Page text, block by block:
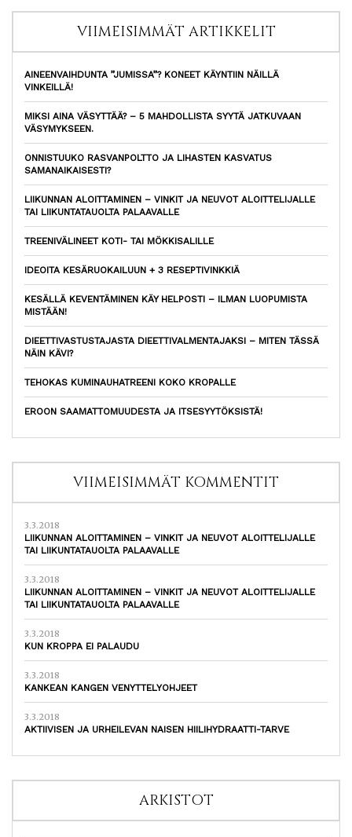
VIIMEISIMMÄT ARTIKKELIT
AINEENVAIHDUNTA ”JUMISSA”? KONEET KÄYNTIIN NÄILLÄ
VINKEILLÄ!
MIKSI AINA VÄSYTTÄÄ? – 5 MAHDOLLISTA SYYTÄ JATKUVAAN
VÄSYMYKSEEN.
ONNISTUUKO RASVANPOLTTO JA LIHASTEN KASVATUS
SAMANAIKAISESTI?
LIIKUNNAN ALOITTAMINEN – VINKIT JA NEUVOT ALOITTELIJALLE
TAI LIIKUNTATAUOLTA PALAAVALLE
TREENIVÄLINEET KOTI- TAI MÖKKISALILLE
IDEOITA KESÄRUOKAILUUN + 3 RESEPTIVINKKIÄ
KESÄLLÄ KEVENTÄMINEN KÄY HELPOSTI – ILMAN LUOPUMISTA
MISTÄÄN!
DIEETTIVASTUSTAJASTA DIEETTIVALMENTAJAKSI – MITEN TÄSSÄ
NÄIN KÄVI?
TEHOKAS KUMINAUHATREENI KOKO KROPALLE
EROON SAAMATTOMUUDESTA JA ITSESYYTÖKSISTÄ!
VIIMEISIMMÄT KOMMENTIT
3.3.2018
LIIKUNNAN ALOITTAMINEN – VINKIT JA NEUVOT ALOITTELIJALLE
TAI LIIKUNTATAUOLTA PALAAVALLE
3.3.2018
LIIKUNNAN ALOITTAMINEN – VINKIT JA NEUVOT ALOITTELIJALLE
TAI LIIKUNTATAUOLTA PALAAVALLE
3.3.2018
KUN KROPPA EI PALAUDU
3.3.2018
KANKEAN KANGEN VENYTTELYOHJEET
3.3.2018
AKTIIVISEN JA URHEILEVAN NAISEN HIILIHYDRAATTI-TARVE
ARKISTOT